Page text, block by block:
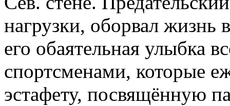
нагрузки, оборвал
его обаятельная улыбка
спортсменами, которые
эстафету, посвящённую